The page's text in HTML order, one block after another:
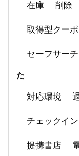
在庫 削除
取得型クー
セーフサーチ
た
対応環境
チェックイン
提携書店